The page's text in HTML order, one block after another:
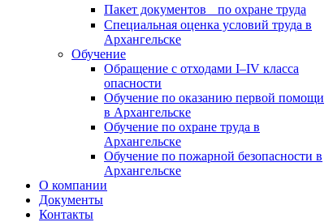
Пакет документов по охране труда
Специальная оценка условий труда в
Архангельске
Обучение
Обращение с отходами I–IV класса
опасности
Обучение по оказанию первой помощи
в Архангельске
Обучение по охране труда в
Архангельске
Обучение по пожарной безопасности в
Архангельске
О компании
Документы
Контакты